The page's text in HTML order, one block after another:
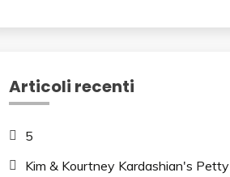
Articoli recenti
5
Kim & Kourtney Kardashian's Petty